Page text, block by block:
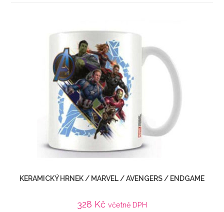
KERAMICKÝ HRNEK / MARVEL / AVENGERS / ENDGAME
328 Kč včetně DPH